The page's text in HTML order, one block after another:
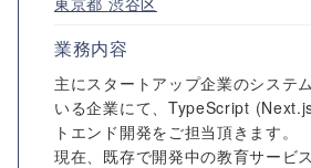
業務内容
主にスタートアップ企業のシステ
いる企業にて、TypeScript
トエンド開発をご担当頂きます。
現在、既存で開発中の教育サービ